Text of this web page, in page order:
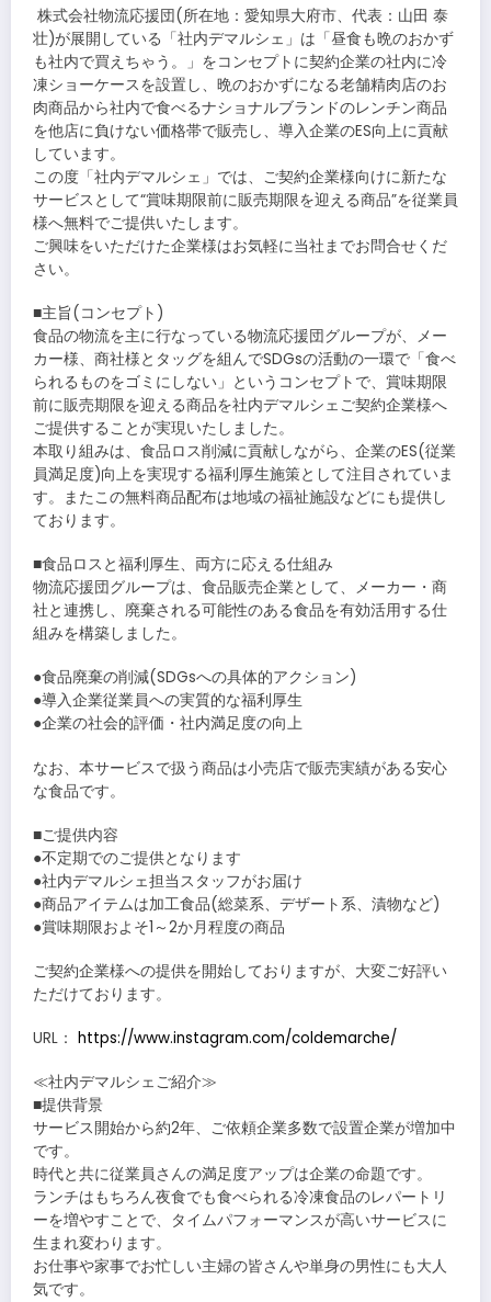
​株式会社物流応援団(所在地：愛知県大府市、代表：山田 泰
壮)が展開している「社内デマルシェ」は「昼食も晩のおかず
も社内で買えちゃう。」をコンセプトに契約企業の社内に冷
凍ショーケースを設置し、晩のおかずになる老舗精肉店のお
肉商品から社内で食べるナショナルブランドのレンチン商品
を他店に負けない価格帯で販売し、導入企業のES向上に貢献
しています。
この度「社内デマルシェ」では、ご契約企業様向けに新たな
サービスとして“賞味期限前に販売期限を迎える商品”を従業員
様へ無料でご提供いたします。
ご興味をいただけた企業様はお気軽に当社までお問合せくだ
さい。
■主旨(コンセプト)
食品の物流を主に行なっている物流応援団グループが、メー
カー様、商社様とタッグを組んでSDGsの活動の一環で「食べ
られるものをゴミにしない」というコンセプトで、賞味期限
前に販売期限を迎える商品を社内デマルシェご契約企業様へ
ご提供することが実現いたしました。
本取り組みは、食品ロス削減に貢献しながら、企業のES(従業
員満足度)向上を実現する福利厚生施策として注目されていま
す。またこの無料商品配布は地域の福祉施設などにも提供し
ております。
■食品ロスと福利厚生、両方に応える仕組み
物流応援団グループは、食品販売企業として、メーカー・商
社と連携し、廃棄される可能性のある食品を有効活用する仕
組みを構築しました。
●食品廃棄の削減(SDGsへの具体的アクション)
●導入企業従業員への実質的な福利厚生
●企業の社会的評価・社内満足度の向上
なお、本サービスで扱う商品は小売店で販売実績がある安心
な食品です。
■ご提供内容
●不定期でのご提供となります
●社内デマルシェ担当スタッフがお届け
●商品アイテムは加工食品(総菜系、デザート系、漬物など)
●賞味期限およそ1～2か月程度の商品
ご契約企業様への提供を開始しておりますが、大変ご好評い
ただけております。
URL： https://www.instagram.com/coldemarche/
≪社内デマルシェご紹介≫
■提供背景
サービス開始から約2年、ご依頼企業多数で設置企業が増加中
です。
時代と共に従業員さんの満足度アップは企業の命題です。
ランチはもちろん夜食でも食べられる冷凍食品のレパートリ
ーを増やすことで、タイムパフォーマンスが高いサービスに
生まれ変わります。
お仕事や家事でお忙しい主婦の皆さんや単身の男性にも大人
気です。